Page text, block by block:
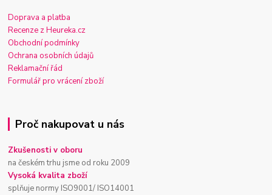
Doprava a platba
Recenze z Heureka.cz
Obchodní podmínky
Ochrana osobních údajů
Reklamační řád
Formulář pro vrácení zboží
Proč nakupovat u nás
Zkušenosti v oboru
na českém trhu jsme od roku 2009
Vysoká kvalita zboží
splňuje normy ISO9001/ ISO14001